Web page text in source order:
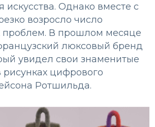
искусства. Однако вместе с
возросло число
проблем. В прошлом месяце
люксовый бренд
увидел свои знаменитые
цифрового
Ротшильда.